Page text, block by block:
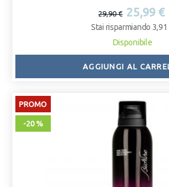
29,90 € 25,99 €
Stai risparmiando 3,91
Disponibile
AGGIUNGI AL
PROMO
-20 %